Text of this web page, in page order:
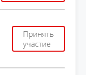
Принять
участие